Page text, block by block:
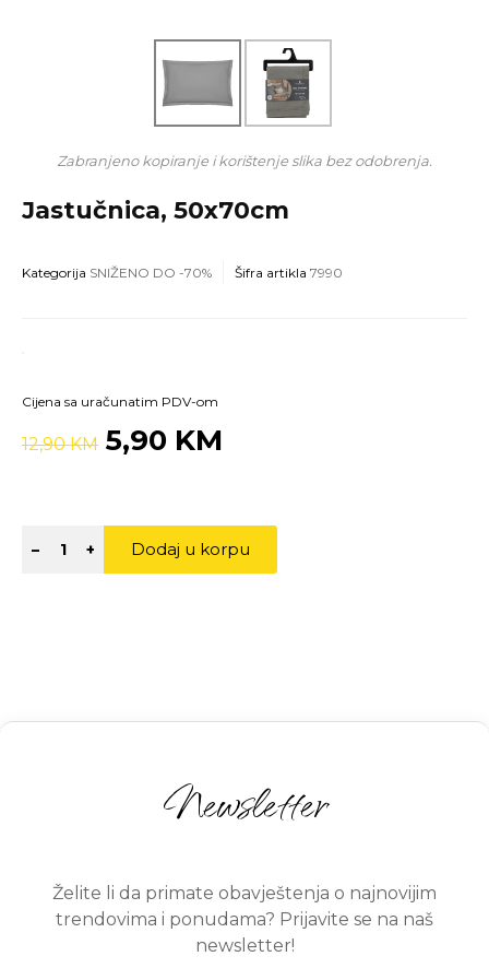
Zabranjeno kopiranje i korištenje slika bez odobrenja.
Jastučnica, 50x70cm
Kategorija SNIŽENO DO -70% Šifra artikla 7990
Cijena sa uračunatim PDV-om
12,90 KM 5,90 KM
– + Dodaj u korpu
Newsletter
Želite li da primate obavještenja o najnovijim
trendovima i ponudama? Prijavite se na naš
newsletter!